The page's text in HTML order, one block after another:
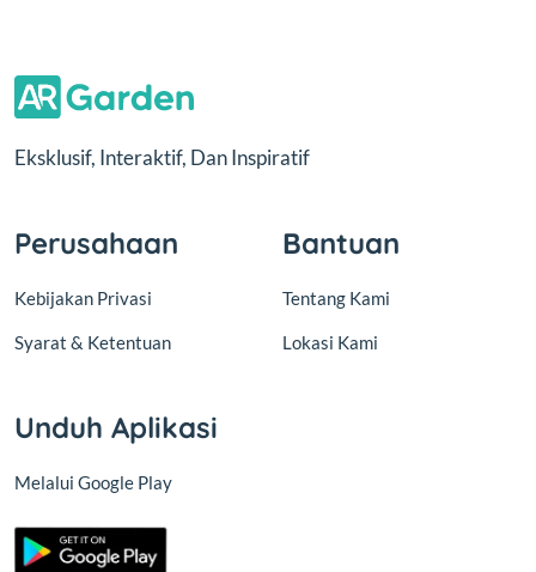
Eksklusif, Interaktif, Dan Inspiratif
Perusahaan
Kebijakan Privasi
Syarat & Ketentuan
Bantuan
Tentang Kami
Lokasi Kami
Unduh Aplikasi
Melalui Google Play